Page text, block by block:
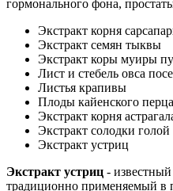
гормонального фона,
Экстракт корня
Экстракт семян тыквы
Экстракт коры муиры
Лист и стебель овса
Листья крапивы
Плоды кайенского перца
Экстракт корня
Экстракт солодки голой
Экстракт устриц
Экстракт устриц -
традиционно применяемый в